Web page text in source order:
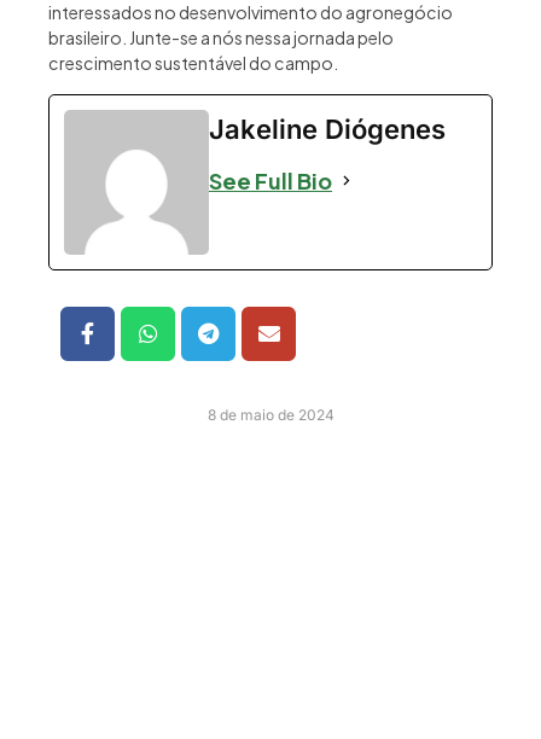
interessados no desenvolvimento do agronegócio
brasileiro. Junte-se a nós nessa jornada pelo
crescimento sustentável do campo.
Jakeline Diógenes
See Full Bio
8 de maio de 2024